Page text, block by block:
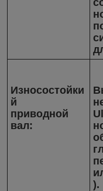
Износостойки
й
приводной
вал:
).